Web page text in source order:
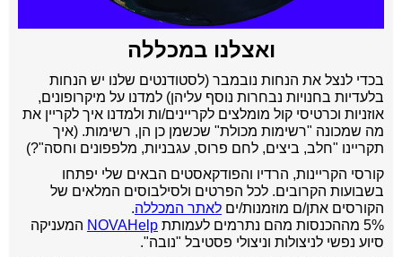
ואצלנו במכללה
בכדי לנצל את הנחות נובמבר (לסטודנטים שלנו יש הנחות
בלעדיות בחנויות נבחרות נוסף עליהן) למדנו על מיקרופונים,
אוזניות וכרטיסי קול מומלצים לקריינים/ות ולמדנו איך לקריין את
מה שמכונה "רשימות מכולת" שכשמן כן הן, רשימות. (איך
תקריינו "חלב, ביצים, לחם פרוס, עגבניות, מלפפונים וחסה"?)
קורסי הקריינות, הרדיו והפודקאסטים הבאים שלי יפתחו
בשבועות הקרובים. לכל הפרטים ולסילבוסים המלאים של
הקורסים אתן/ם מוזמנות/ים לאתר המכללה.
5% מההכנסות מהם נתרמים לעמותת
NOVAHelp המעניקה
סיוע נפשי לניצולות וניצולי פסטיבל "נובה".